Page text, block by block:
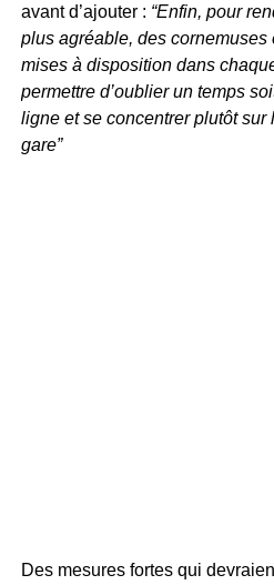
avant d’ajouter : “Enfin, pour
plus agréable, des cornemuses
mises à disposition dans
permettre d’oublier un temps
ligne et se concentrer plutôt sur
gare”
Des mesures fortes qui